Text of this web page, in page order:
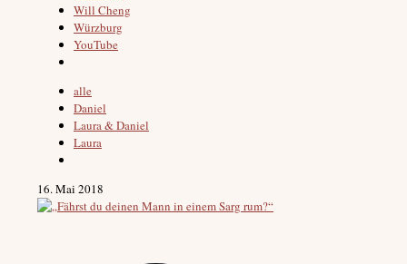
Will Cheng
Würzburg
YouTube
alle
Daniel
Laura & Daniel
Laura
16. Mai 2018